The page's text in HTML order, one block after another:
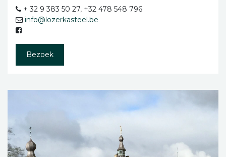
+ 32 9 383 50 27, +32 478 548 796
info@lozerkasteel.be
Bezoek